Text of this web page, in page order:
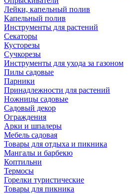
Лейки, капельный полив
Капельный полив
Инструменты для растений
Секаторы
Кусторезы
Сучкорезы
Инструменты для ухода за газоном
Пилы садовые
Парники
Принадлежности для растений
Ножницы садовые
Садовый декор
Ограждения
Арки и шпалеры
Мебель садовая
Товары для отдыха и пикника
Мангалы и барбекю
Коптильни
Термосы
Горелки туристические
Товары для пикника